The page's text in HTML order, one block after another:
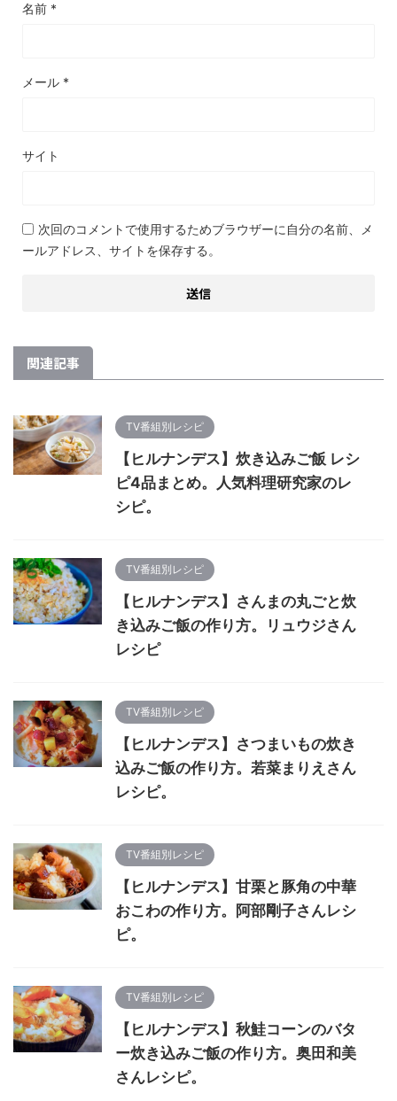
名前 *
メール *
サイト
次回のコメントで使用するためブラウザーに自分の名前、メ
ールアドレス、サイトを保存する。
関連記事
TV番組別レシピ
【ヒルナンデス】炊き込みご飯 レシ
ピ4品まとめ。人気料理研究家のレ
シピ。
TV番組別レシピ
【ヒルナンデス】さんまの丸ごと炊
き込みご飯の作り方。リュウジさん
レシピ
TV番組別レシピ
【ヒルナンデス】さつまいもの炊き
込みご飯の作り方。若菜まりえさん
レシピ。
TV番組別レシピ
【ヒルナンデス】甘栗と豚角の中華
おこわの作り方。阿部剛子さんレシ
ピ。
TV番組別レシピ
【ヒルナンデス】秋鮭コーンのバタ
ー炊き込みご飯の作り方。奥田和美
さんレシピ。